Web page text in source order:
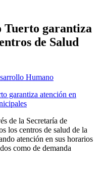
Tuerto garantiza
de Salud
Humano
de la Secretaría de
los centros de salud de la
atención en sus horarios
como de demanda